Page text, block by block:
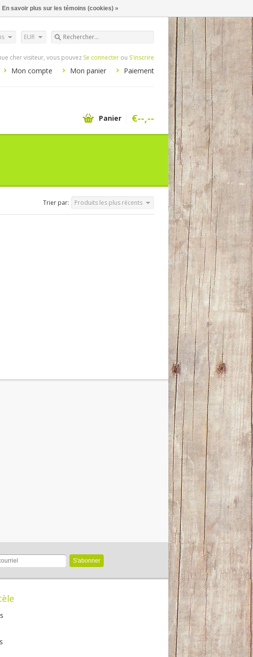
EUR
cher visiteur, vous pouvez Se connecter ou S'inscrire
Mon compte Mon panier Paiement
Panier €--,--
Trier par: Produits les plus récents
S'abonner
En savoir plus sur les témoins (cookies) »